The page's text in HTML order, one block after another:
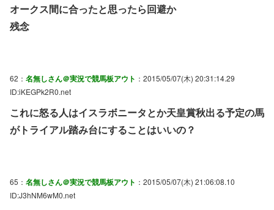
オークス間に合ったと思ったら回避か
残念
62： 名無しさん＠実況で競馬板アウト ：2015/05/07(木) 20:31:14.29
ID:iKEGPk2R0.net
これに怒る人はイスラボニータとか天皇賞秋出る予定の馬
がトライアル踏み台にすることはいいの？
65： 名無しさん＠実況で競馬板アウト ：2015/05/07(木) 21:06:08.10
ID:J3hNM6wM0.net